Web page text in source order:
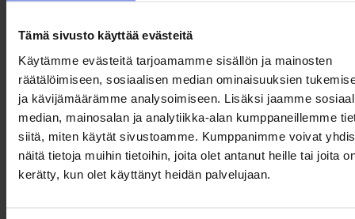
Tämä sivusto käyttää evästeitä
Käytämme evästeitä tarjoamamme sisällön ja mainosten
räätälöimiseen, sosiaalisen median ominaisuuksien
ja kävijämäärämme analysoimiseen. Lisäksi jaamme
median, mainosalan ja analytiikka-alan kumppaneillemme
siitä, miten käytät sivustoamme. Kumppanimme voivat
näitä tietoja muihin tietoihin, joita olet antanut heille tai joita
kerätty, kun olet käyttänyt heidän palvelujaan.
MITÄ MIELTÄ OLIT
SISÄLLÖSTÄ?